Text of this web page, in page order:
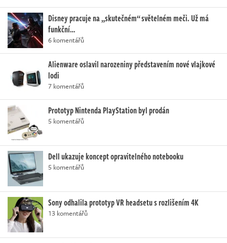
Disney pracuje na „skutečném“ světelném meči. Už má
funkční…
6 komentářů
Alienware oslavil narozeniny představením nové vlajkové
lodi
7 komentářů
Prototyp Nintenda PlayStation byl prodán
5 komentářů
Dell ukazuje koncept opravitelného notebooku
5 komentářů
Sony odhalila prototyp VR headsetu s rozlišením 4K
13 komentářů